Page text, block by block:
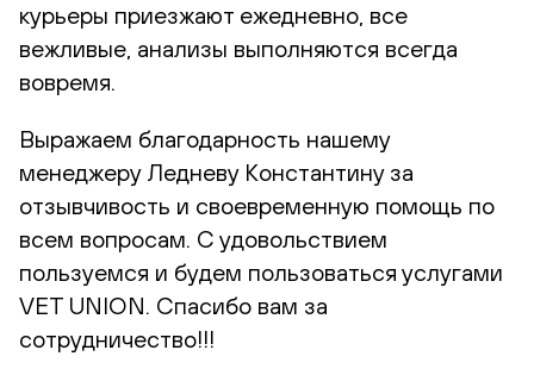
курьеры приезжают ежедневно, все
вежливые, анализы выполняются всегда
вовремя.
Выражаем благодарность нашему
менеджеру Ледневу Константину за
отзывчивость и своевременную помощь по
всем вопросам. С удовольствием
пользуемся и будем пользоваться услугами
VET UNION. Спасибо вам за
сотрудничество!!!